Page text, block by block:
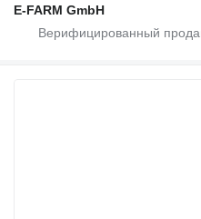
E-FARM GmbH